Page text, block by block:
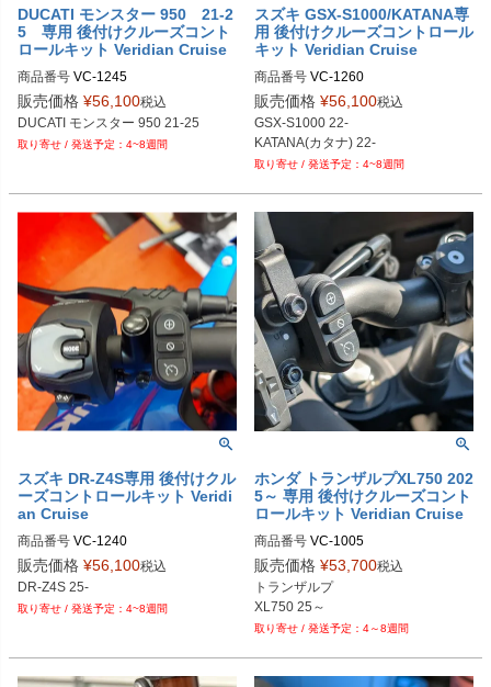
DUCATI モンスター 950 21-2
5 専用 後付けクルーズコント
ロールキット Veridian Cruise
商品番号 VC-1245
販売価格 ¥56,100税込
DUCATI モンスター 950 21-25
4~8週間
スズキ GSX-S1000/KATANA専
用 後付けクルーズコントロール
キット Veridian Cruise
商品番号 VC-1260
M型番：1260
販売価格 ¥56,100税込
GSX-S1000 22-
KATANA(カタナ) 22-
4~8週間
スズキ DR-Z4S専用 後付けクル
ーズコントロールキット Veridi
an Cruise
商品番号 VC-1240
M型番：1240
販売価格 ¥56,100税込
DR-Z4S 25-
4~8週間
ホンダ トランザルプXL750 202
5～ 専用 後付けクルーズコント
ロールキット Veridian Cruise
商品番号 VC-1005
メーカーSKU：1005
販売価格 ¥53,700税込
トランザルプ
XL750 25～
4～8週間